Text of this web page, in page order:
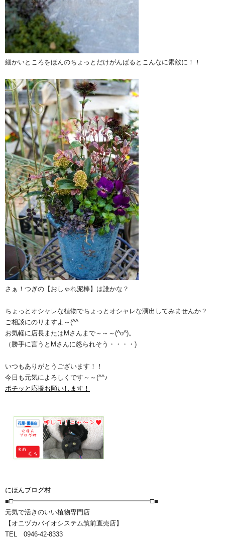
細かいところをほんのちょっとだけがんばるとこんなに素敵に！！
さぁ！つぎの【おしゃれ泥棒】は誰かな？
ちょっとオシャレな植物でちょっとオシャレな演出してみませんか？
ご相談にのりますよ～(^^ゞ
お気軽に店長またはMさんまで～～～(^o^)。
（勝手に言うとMさんに怒られそう・・・・)
いつもありがとうございます！！
今日も元気によろしくです～～(^^♪
ポチッと応援お願いします！
にほんブログ村
■□━━━━━━━━━━━━━━━━━━━━━□■
元気で活きのいい植物専門店
【オニヅカバイオシステム筑前直売店】
TEL 0946-42-8333